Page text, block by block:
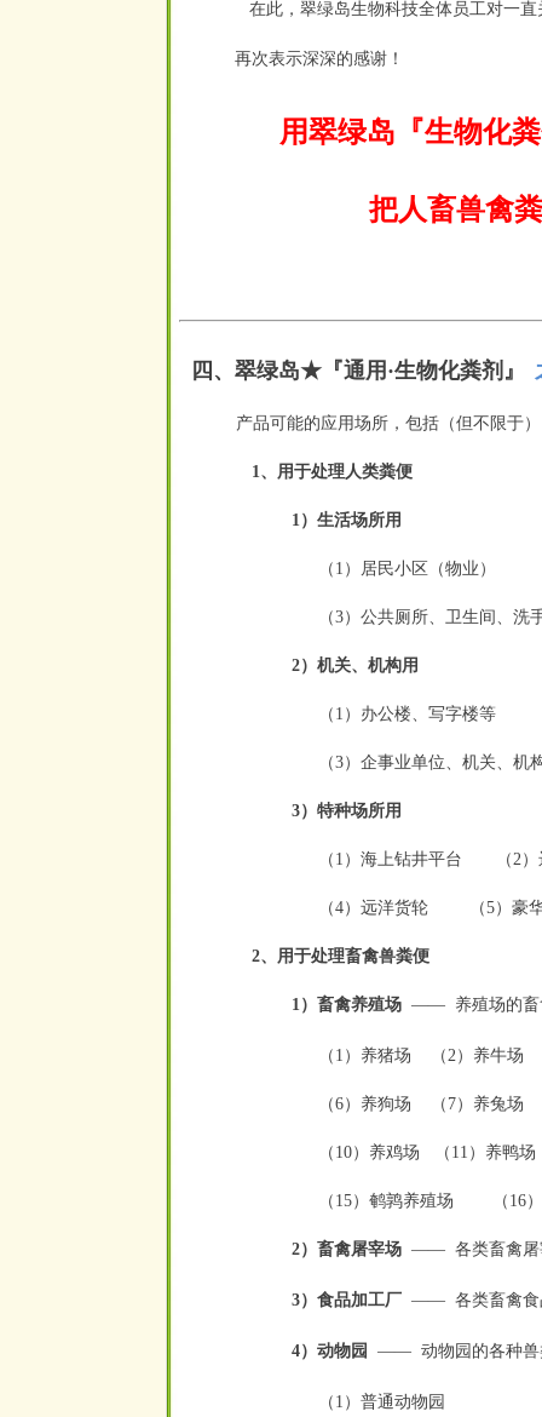
在此，翠绿岛生物科技全体员工对一
再次表示深深的感谢！
用翠绿岛『生物化
把人畜兽禽粪
四、 翠绿岛★『通用·生物化粪剂 』
产品可能的应用场所，包括（但不限于
1、用于处理人类粪便
1）生活场所用
（1）居民小区（物业）
（3）公共厕所、卫生间
2）机关、机构用
（1）办公楼、写字楼等
（3）企事业单位、机关
3）特种场所用
（1）海上钻井平台 （2
（4）远洋货轮 （5）
2、用于处理畜禽兽粪便
1）畜禽养殖场 —— 养殖场的
（1）养猪场 （2）养牛
（6）养狗场 （7）养兔场
（10）养鸡场 （11）养鸭
（15）鹌鹑养殖场 （
2）畜禽屠宰场 —— 各类畜禽
3）食品加工厂 —— 各类畜禽
4）动物园 —— 动物园的各种
（1）普通动物园